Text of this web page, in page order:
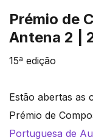
Prémio de
Antena 2 |
15ª edição
Estão abertas as
Prémio de
Portuguesa de